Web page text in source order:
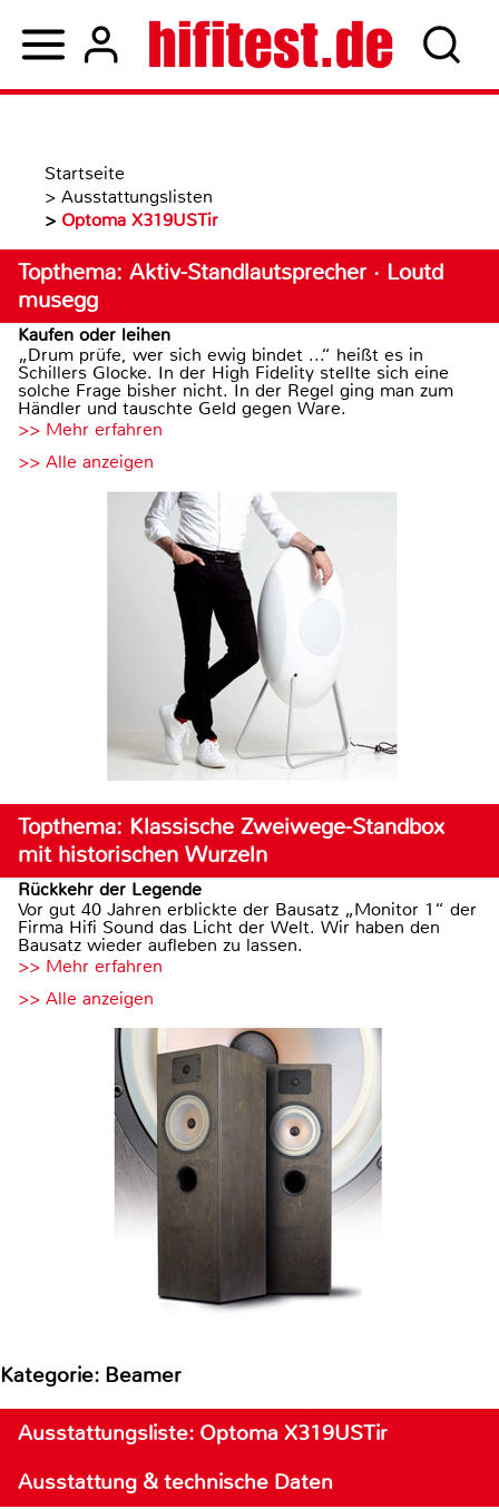
Startseite
> Ausstattungslisten
> Optoma X319USTir
Topthema: Aktiv-Standlautsprecher · Loutd
musegg
Kaufen oder leihen
„Drum prüfe, wer sich ewig bindet ...“ heißt es in
Schillers Glocke. In der High Fidelity stellte sich eine
solche Frage bisher nicht. In der Regel ging man zum
Händler und tauschte Geld gegen Ware.
>> Mehr erfahren
>> Alle anzeigen
Topthema: Klassische Zweiwege-Standbox
mit historischen Wurzeln
Rückkehr der Legende
Vor gut 40 Jahren erblickte der Bausatz „Monitor 1“ der
Firma Hifi Sound das Licht der Welt. Wir haben den
Bausatz wieder aufleben zu lassen.
>> Mehr erfahren
>> Alle anzeigen
Kategorie: Beamer
Ausstattungsliste: Optoma X319USTir
Ausstattung & technische Daten